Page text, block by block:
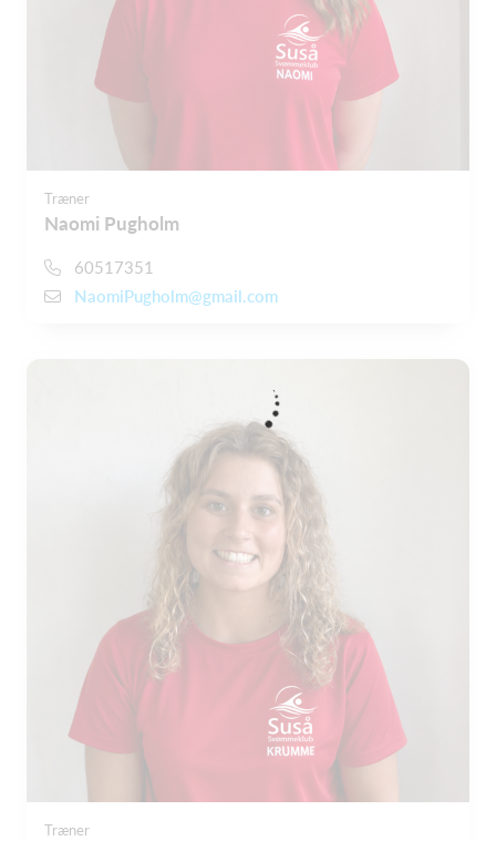
Træner
Naomi Pugholm
60517351
NaomiPugholm@gmail.com
Træner